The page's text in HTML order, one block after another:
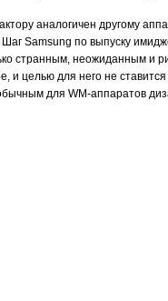
аналогичен другому
Samsung по выпуску
странным, неожиданным и
и целью для него не
для WM-аппаратов